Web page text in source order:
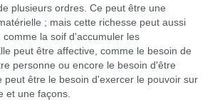
plusieurs ordres. Ce peut être une
; mais cette richesse peut aussi
comme la soif d'accumuler les
peut être affective, comme le besoin de
personne ou encore le besoin d'être
peut être le besoin d'exercer le pouvoir sur
et une façons.